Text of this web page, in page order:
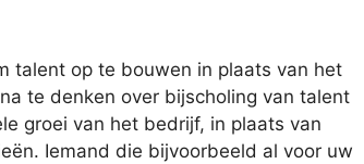
talent op te bouwen in plaats van het
te denken over bijscholing van talent
groei van het bedrijf, in plaats van
Iemand die bijvoorbeeld al voor uw